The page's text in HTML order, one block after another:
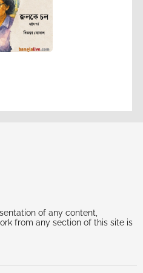
of any content,
from any section of this site is